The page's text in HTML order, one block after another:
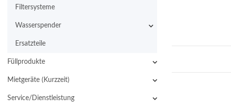
Filtersysteme
Wasserspender
Ersatzteile
Füllprodukte
Mietgeräte (Kurzzeit)
Service/Dienstleistung